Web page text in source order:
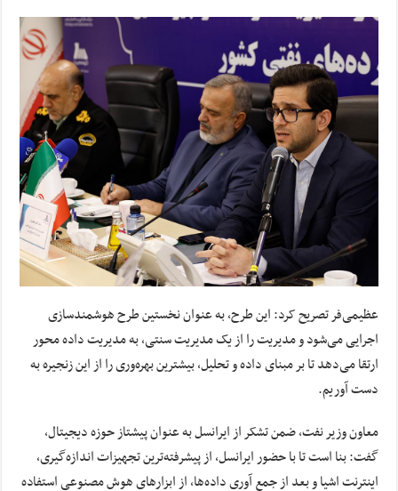
عظیمی‌فر تصریح کرد: این طرح، به عنوان نخستین طرح هوشمندسازی
اجرایی می‌شود و مدیریت را از یک مدیریت سنتی، به مدیریت داده محور
ارتقا می‌دهد تا بر مبنای داده و تحلیل، بیشترین بهره‌وری را از این زنجیره به
دست آوریم.
معاون وزیر نفت، ضمن تشکر از ایرانسل به عنوان پیشتاز حوزه دیجیتال،
گفت: بنا است تا با حضور ایرانسل، از پیشرفته‌ترین تجهیزات اندازه‌گیری،
اینترنت اشیا و بعد از جمع آوری داده‌ها، از ابزارهای هوش مصنوعی استفاده